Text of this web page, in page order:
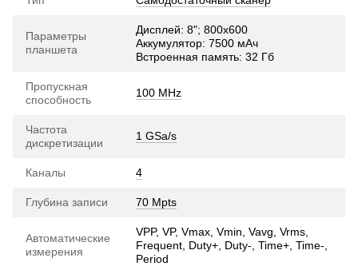
Параметры
планшета
Дисплей: 8"; 800х600
Аккумулятор: 7500 мАч
Встроенная память: 32 Гб
Пропускная
способность
100 MHz
Частота
дискретизации
1 GSa/s
Каналы 4
Глубина записи 70 Mpts
Автоматические
измерения
VPP, VP, Vmax, Vmin, Vavg, Vrms,
Frequent, Duty+, Duty-, Time+, Time-,
Period